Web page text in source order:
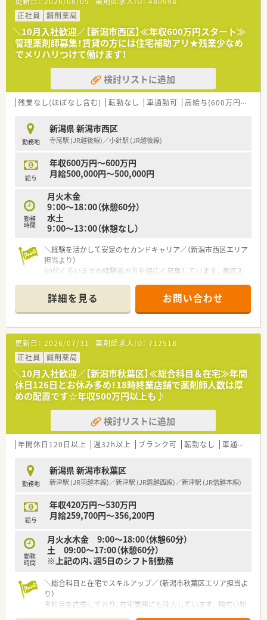
日あたり平均50枚ほど応需している調剤薬局です。
■常勤薬剤師1名と非常勤薬剤師2名に加えて事務スタッフ2名
が在籍しており、手厚い人員体制で業務を行っております。
■平日は18時までの営業で土曜日は13時までの開局となってお
り、残業もほぼ発生しないため無理のない勤務が可能です。
【法人特徴について】
■新潟県長岡市と見附市を中心として、グループ企業を含め合計
8店舗の調剤薬局を展開している地域密着型の法人です。
■展開している全ての店舗がクリニックの門前に位置しており、
す。
■各店舗に人員を手厚く配置することで従業員の負担を軽減し、
お休みが取りやすく働きやすい職場づくりを推進しておりま
正社員
調剤薬局
＼10月入社歓迎／【新潟市西区】≪年収600万円スタート≫
管理薬剤師募集！賃貸の方には住宅補助アリ★残業少なめ
でメリハリつけて働けます！
検討リストに追加
残業なし(ほぼなし含む) 転勤なし 車通勤可 高給与(600万円以上)
勤務地
新潟県 新潟市西区
寺尾駅 (JR越後線)／小針駅 (JR越後線)
給与
年収600万円～600万円
月給500,000円～500,000円
勤務
時間
月火木金
9：00～18：00（休憩60分）
水土
9：00～13：00（休憩なし）
＼経験を活かして安定のセカンドキャリア／（新潟市西区エリア
担当より）
50代くらいまでの経験者の方を幅広く募集しています。高収入
据えて長く働きたいベテランの方にも最適です。
＊------------------------------------------＊
【店舗情報と応需状況について】
■JR越後線の寺尾駅から車で9分ほどの場所に位置し、脳外科と
内科の処方箋をメインに応需しています。
■1日の処方箋枚数は40枚程度となっており、一人薬剤師として
無理のない範囲で業務に専念できます。
■事務スタッフが1名から2名体制で在籍しているため、薬剤師
としての専門業務に集中できる環境です。
【法人特徴について】
■新潟市を中心に調剤薬局を複数展開しており、地域住民に寄り
添った質の高い医療提供を目指しています。
■年齢に関わらず実力に応じて仕事を任せる社風があり、30代
から60代まで幅広い世代が活躍中です。
定着率が高く安定して長く働ける法人です。
【想定される業務内容】
分かりやすく丁寧な服薬指導を実施します。
■一人薬剤師の体制を活かし、患者様一人ひとりとじっくり向き
■管理薬剤師として、在庫管理や薬局内の衛生管理といった店舗
マネジメント業務にも主体的に関わります。
詳細を見る お問い合わせ
更新日： 2026/07/31 薬剤師求人ID： 712518
正社員
調剤薬局
＼10月入社歓迎／【新潟市秋葉区】≪総合科目＆在宅≫年間
休日126日とお休み多め！18時終業店舗で薬剤師人数は厚
めの配置です☆年収500万円以上も♪
検討リストに追加
年間休日120日以上 週32h以上 ブランク可 転勤なし 車通勤可
勤務地
新潟県 新潟市秋葉区
新津駅 (JR羽越本線)／新津駅 (JR磐越西線)／新津駅 (JR信越本線)
給与
年収420万円～530万円
月給259,700円～356,200円
勤務
時間
月火水木金 9:00～18:00（休憩60分）
土 09:00～17:00（休憩60分）
※上記の内、週5日のシフト制勤務
＼総合科目と在宅でスキルアップ／（新潟市秋葉区エリア担当よ
り）
多科目を応需しており、在宅業務にも注力しています。幅広い知